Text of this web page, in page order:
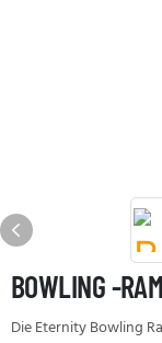
BOWLING -
Die Eternity Bowling